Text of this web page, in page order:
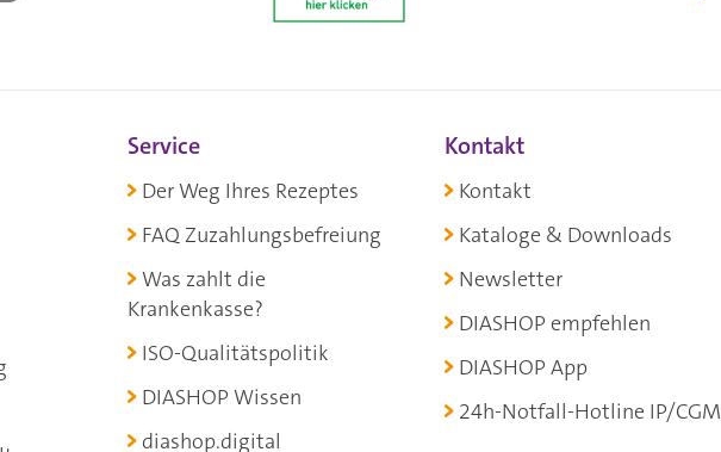
Service
Der Weg Ihres Rezeptes
FAQ Zuzahlungsbefreiung
Was zahlt die
Krankenkasse?
ISO-Qualitätspolitik
DIASHOP Wissen
diashop.digital
Kontakt
Kontakt
Kataloge & Downloads
Newsletter
DIASHOP empfehlen
DIASHOP App
24h-Notfall-Hotline IP/CGM